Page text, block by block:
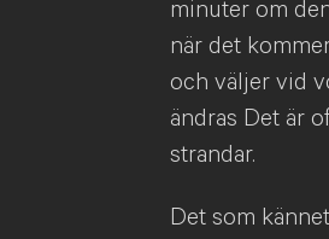
minuter om
när det
och väljer vid
ändras Det är
strandar.
Det som